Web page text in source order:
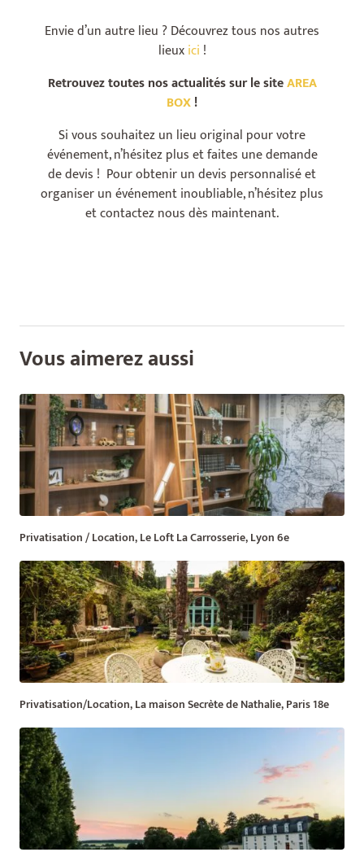
Envie d’un autre lieu ? Découvrez tous nos autres
lieux ici !
Retrouvez toutes nos actualités sur le siteAREA
BOX!
Si vous souhaitez un lieu original pour votre
événement, n’hésitez plus et faites une demande
de devis ! Pour obtenir un devis personnalisé et
organiser un événement inoubliable, n’hésitez plus
et contactez nous dès maintenant.
Vous aimerez aussi
Privatisation / Location, Le Loft La Carrosserie, Lyon 6e
Privatisation/Location, La maison Secrète de Nathalie, Paris 18e